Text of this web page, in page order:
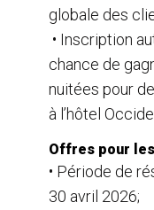
globale des
• Inscription
chance de
nuitées pour
à l’hôtel
Offres pour
• Période de
30 avril 2026;